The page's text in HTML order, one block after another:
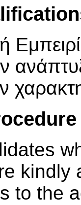
kindly
to the